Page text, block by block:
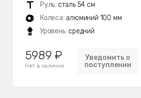
Руль: сталь 54 см
Колеса: алюминий 100 мм
Уровень: средний
5989 ₽
Нет в наличии
Уведомить о
поступлении